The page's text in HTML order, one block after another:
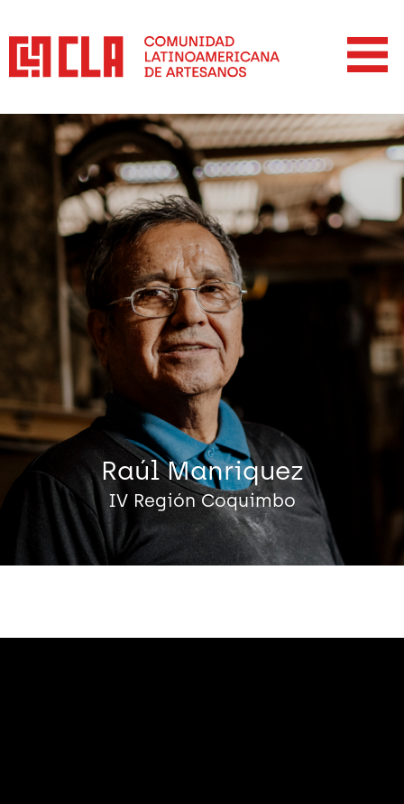
Raúl Manriquez
IV Región Coquimbo